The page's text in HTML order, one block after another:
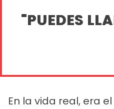
"PUEDES
En la vida real, era